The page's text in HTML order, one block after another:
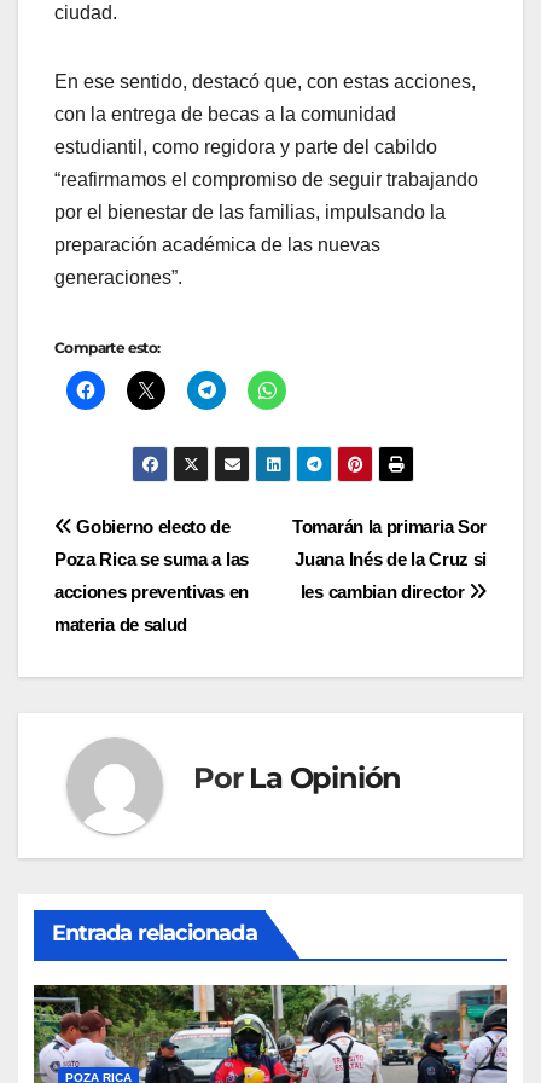
ciudad.
En ese sentido, destacó que, con estas acciones,
con la entrega de becas a la comunidad
estudiantil, como regidora y parte del cabildo
“reafirmamos el compromiso de seguir trabajando
por el bienestar de las familias, impulsando la
preparación académica de las nuevas
generaciones”.
Comparte esto:
Navegación
de
entradas
Tomarán la primaria Sor
Juana Inés de la Cruz si
les cambian director
Gobierno electo de
Poza Rica se suma a las
acciones preventivas en
materia de salud
Por La Opinión
Entrada relacionada
POZA RICA